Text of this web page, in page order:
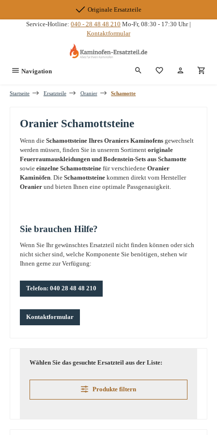
Originale Ersatzteile
Service-Hotline: 040 - 28 48 48 210 Mo-Fr, 08:30 - 17:30 Uhr |
Kontaktformular
Navigation Du hast 0
Startseite Ersatzteile Oranier Schamotte
Oranier Schamottsteine
Wenn die Schamottsteine Ihres Oraniers Kaminofens gewechselt
werden müssen, finden Sie in unserem Sortiment originale
Feuerraumauskleidungen und Bodenstein-Sets aus Schamotte
sowie einzelne Schamottsteine für verschiedene Oranier
Kaminöfen . Die Schamottsteine kommen direkt vom Hersteller
Oranier und bieten Ihnen eine optimale Passgenauigkeit.
Sie brauchen Hilfe?
Wenn Sie Ihr gewünschtes Ersatzteil nicht finden können oder sich
nicht sicher sind, welche Komponente Sie benötigen, stehen wir
Ihnen gerne zur Verfügung:
Telefon: 040 28 48 48 210
Kontaktformular
Wählen Sie das gesuchte Ersatzteil aus der Liste:
Produkte filtern